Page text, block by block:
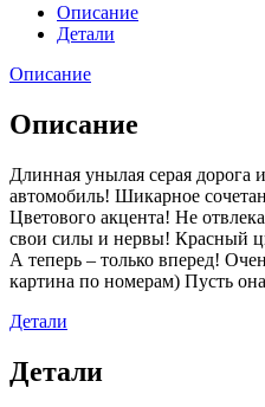
Описание
Детали
Описание
Описание
Длинная унылая серая
автомобиль! Шикарное
Цветового акцента! Не
свои силы и нервы! Красный
А теперь – только вперед!
картина по номерам) Пусть
Детали
Детали